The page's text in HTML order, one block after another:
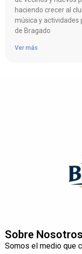
haciendo crecer al
música y actividades
de Bragado
Ver más
Sobre Nosotros
Somos el medio que